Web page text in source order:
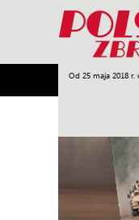
Od 25 maja 2018
Armia